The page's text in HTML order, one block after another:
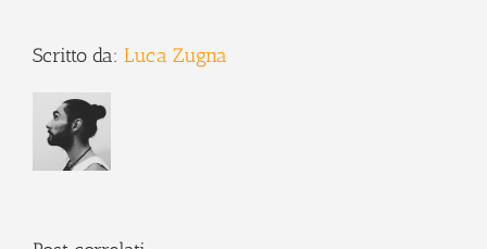
Scritto da: Luca Zugna